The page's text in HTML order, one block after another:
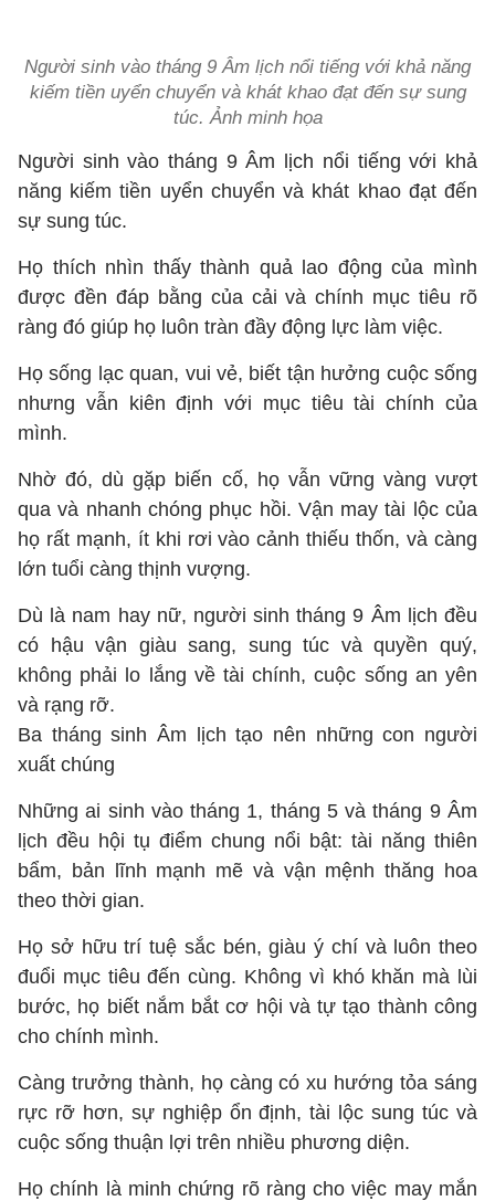
Người sinh vào tháng 9 Âm lịch nổi tiếng với khả năng
kiếm tiền uyển chuyển và khát khao đạt đến sự sung
túc. Ảnh minh họa
Người sinh vào tháng 9 Âm lịch nổi tiếng với khả
năng kiếm tiền uyển chuyển và khát khao đạt đến
sự sung túc.
Họ thích nhìn thấy thành quả lao động của mình
được đền đáp bằng của cải và chính mục tiêu rõ
ràng đó giúp họ luôn tràn đầy động lực làm việc.
Họ sống lạc quan, vui vẻ, biết tận hưởng cuộc sống
nhưng vẫn kiên định với mục tiêu tài chính của
mình.
Nhờ đó, dù gặp biến cố, họ vẫn vững vàng vượt
qua và nhanh chóng phục hồi. Vận may tài lộc của
họ rất mạnh, ít khi rơi vào cảnh thiếu thốn, và càng
lớn tuổi càng thịnh vượng.
Dù là nam hay nữ, người sinh tháng 9 Âm lịch đều
có hậu vận giàu sang, sung túc và quyền quý,
không phải lo lắng về tài chính, cuộc sống an yên
và rạng rỡ.
Ba tháng sinh Âm lịch tạo nên những con người
xuất chúng
Những ai sinh vào tháng 1, tháng 5 và tháng 9 Âm
lịch đều hội tụ điểm chung nổi bật: tài năng thiên
bẩm, bản lĩnh mạnh mẽ và vận mệnh thăng hoa
theo thời gian.
Họ sở hữu trí tuệ sắc bén, giàu ý chí và luôn theo
đuổi mục tiêu đến cùng. Không vì khó khăn mà lùi
bước, họ biết nắm bắt cơ hội và tự tạo thành công
cho chính mình.
Càng trưởng thành, họ càng có xu hướng tỏa sáng
rực rỡ hơn, sự nghiệp ổn định, tài lộc sung túc và
cuộc sống thuận lợi trên nhiều phương diện.
Họ chính là minh chứng rõ ràng cho việc may mắn